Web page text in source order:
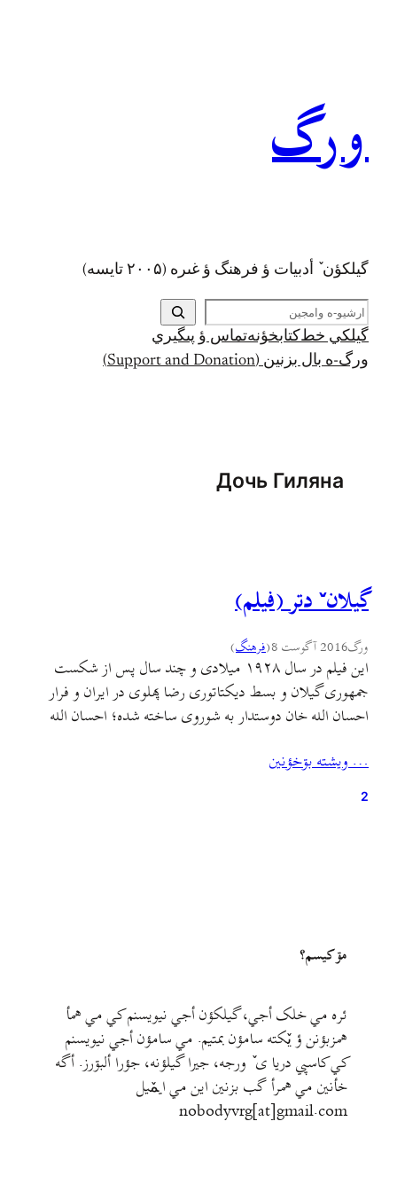
ورگ
گيلکؤن ٚ أدبیات ؤ فرهنگ ؤ غىره (۲۰۰۵ تايسه)
ج
س
ت
ج
گيلکي خط کتابخؤنهتماس ؤ پىگيري
ورگ-ه بال بزنين (Support and Donation)
Дочь Гиляна
گیلانˇ دتر (فیلم)
ورگ2016 آگوست 8 (فرهنگ)
این فیلم در سال ۱۹۲۸ میلادی و چند سال پس از شکست
جمهوری گیلان و بسط دیکتاتوری رضا پهلوی در ایران و فرار
احسان الله خان دوستدار به شوروی ساخته شده؛ احسان الله
ماه برنزی و با کارگردانی لئو مور ساخته…
… ويشته بۊخؤنين
2
مۊ کيسم؟
ئره مي خلک أجي، گيلکؤن أجي نيويسنم کي مي همأ
همزبؤنن ؤ يٚکته سامؤن بمتيم. مي سامؤن أجي نيويسنم
کي کاسپي دريا ی ٚ ورجه، جيرا گيلؤنه، جؤرا ألبۊرز. أگه
خأنين مي همرأ گب بزنين اين مي ايمٚیل‌ ‌
nobodyvrg[at]gmail.com